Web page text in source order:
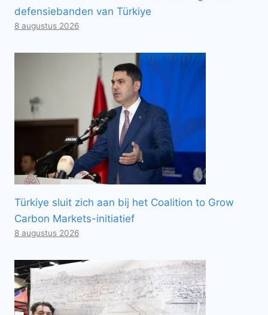
defensiebanden van Türkiye
8 augustus 2026
Türkiye sluit zich aan bij het Coalition to Grow
Carbon Markets-initiatief
8 augustus 2026